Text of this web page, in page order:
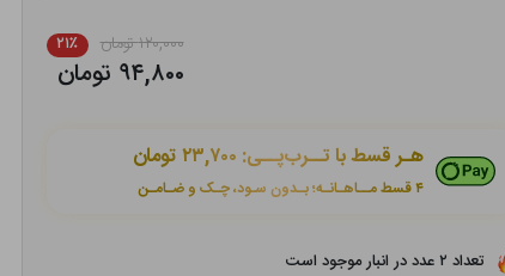
۱۲۰,۰۰۰ تومان ۲۱٪
۹۴,۸۰۰ تومان
هـر قسط با تــرب‌پــی: ۲۳,۷۰۰ تومان
۴ قسط مــاهـانـه؛ بـدون سـود، چـک و ضـامـن
تعداد ۲ عدد در انبار موجود است